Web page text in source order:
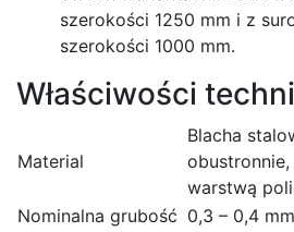
szerokości 1250 mm i z
szerokości 1000 mm.
Właściwości
Material
Blacha
warstwą
Nominalna grubość 0,3 – 0,4 mm